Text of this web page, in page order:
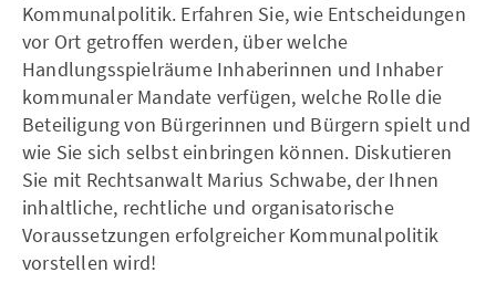
Kommunalpolitik. Erfahren Sie, wie Entscheidungen
vor Ort getroffen werden, über welche
Handlungsspielräume Inhaberinnen und Inhaber
kommunaler Mandate verfügen, welche Rolle die
Beteiligung von Bürgerinnen und Bürgern spielt und
wie Sie sich selbst einbringen können. Diskutieren
Sie mit Rechtsanwalt Marius Schwabe, der Ihnen
inhaltliche, rechtliche und organisatorische
Voraussetzungen erfolgreicher Kommunalpolitik
vorstellen wird!